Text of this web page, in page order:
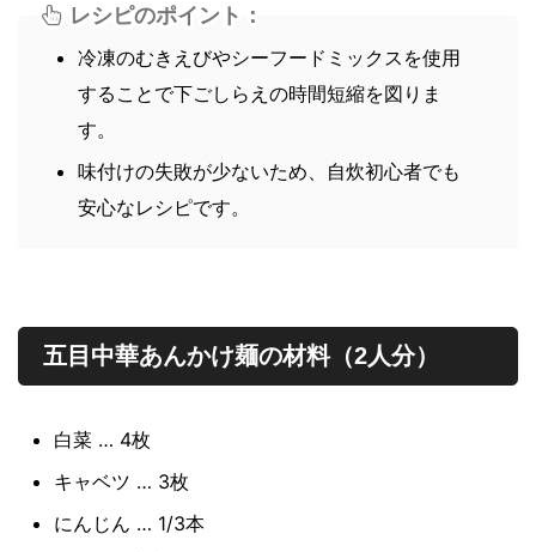
レシピのポイント：
冷凍のむきえびやシーフードミックスを使用
することで下ごしらえの時間短縮を図りま
す。
味付けの失敗が少ないため、自炊初心者でも
安心なレシピです。
五目中華あんかけ麺の材料（2人分）
白菜 … 4枚
キャベツ … 3枚
にんじん … 1/3本